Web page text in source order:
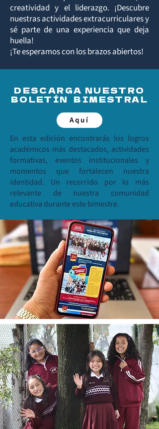
creatividad y el liderazgo. ¡Descubre
nuestras actividades extracurriculares y
sé parte de una experiencia que deja
huella!
​¡Te esperamos con los brazos abiertos!
DESCARGA NUESTRO
BOLETÍN BIMESTRAL
Aquí
En esta edición encontrarás los logros
académicos más destacados, actividades
formativas, eventos institucionales y
momentos que fortalecen nuestra
identidad. Un recorrido por lo más
relevante de nuestra comunidad
educativa durante este bimestre.